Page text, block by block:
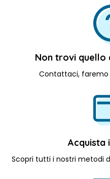
Non trovi quello
Contattaci, faremo
Acquista
Scopri tutti i nostri metodi